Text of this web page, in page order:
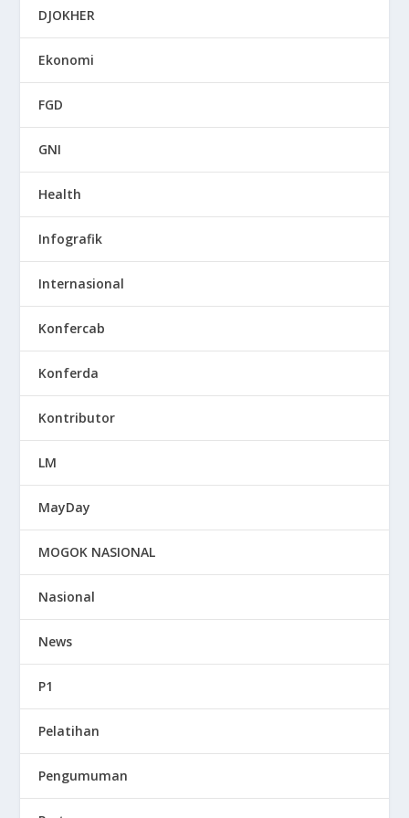
DJOKHER
Ekonomi
FGD
GNI
Health
Infografik
Internasional
Konfercab
Konferda
Kontributor
LM
MayDay
MOGOK NASIONAL
Nasional
News
P1
Pelatihan
Pengumuman